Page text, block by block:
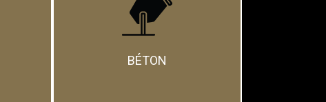
BÉTON